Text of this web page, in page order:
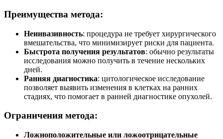
Преимущества метода:
Неинвазивность: процедура не требует хирургического
вмешательства, что минимизирует риски для пациента.
Быстрота получения результатов: обычно результаты
исследования можно получить в течение нескольких
дней.
Ранняя диагностика: цитологическое исследование
позволяет выявить изменения в клетках на ранних
стадиях, что помогает в ранней диагностике опухолей.
Ограничения метода:
Ложноположительные или ложоотрицательные